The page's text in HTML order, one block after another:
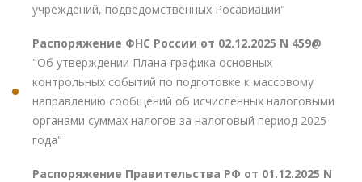
учреждений, подведомственных Росавиации"
Распоряжение ФНС России от 02.12.2025 N 459@
"Об утверждении Плана-графика основных
контрольных событий по подготовке к массовому
направлению сообщений об исчисленных налоговыми
органами суммах налогов за налоговый период 2025
года"
Распоряжение Правительства РФ от 01.12.2025 N